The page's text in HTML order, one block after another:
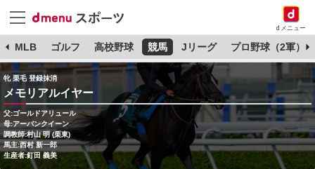
dメニュー
MLB ゴルフ 高校野球 競馬 Jリーグ プロ野球（2軍）
牝 栗毛 登録抹消
メモリアルイヤー
父:ゴールドアリュール
母:アーバンクイーン
調教師:村山 明 (栗東)
馬主:西村 新一郎
生産者:釘田 義美